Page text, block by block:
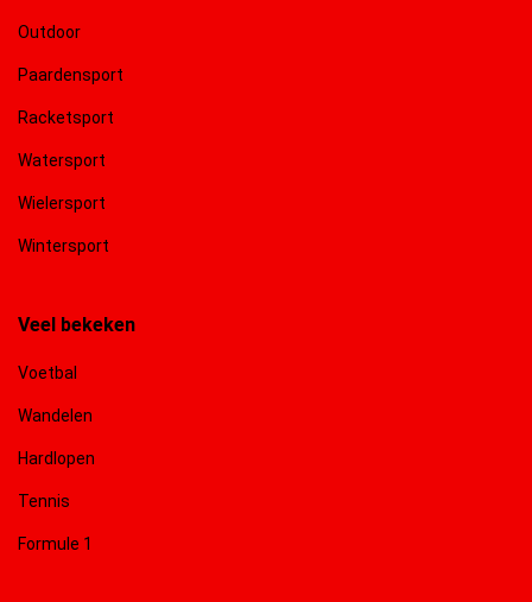
Outdoor
Paardensport
Racketsport
Watersport
Wielersport
Wintersport
Veel bekeken
Voetbal
Wandelen
Hardlopen
Tennis
Formule 1